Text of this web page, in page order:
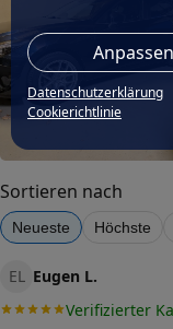
Anpassen
Datenschutzerklärung
Cookierichtlinie
Einpresstiefe (in mm)
Lochkreis (Anzahl der
Lochkreis-
Mittenloch-
mm)
Traglast (in kg)
Allgemeine
Sortieren nach
Neueste Höchste
EL Eugen L.
Verifizierter